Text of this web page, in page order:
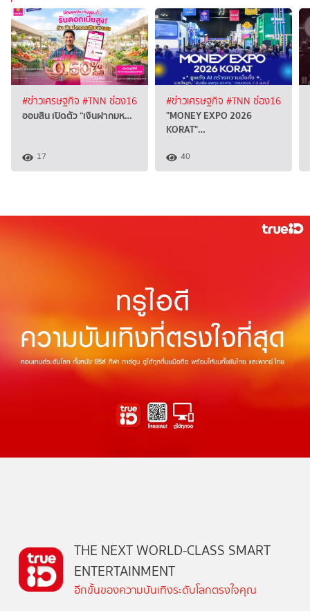
#ข่าวเศรษฐกิจ #TNN ช่อง16
ออมสิน เปิดตัว “เงินฝากมห…
17
#ข่าวเศรษฐกิจ #TNN ช่อง16
"MONEY EXPO 2026
KORAT"…
40
THE NEXT WORLD-CLASS SMART
ENTERTAINMENT
อีกขั้นของความบันเทิงระดับโลกตรงใจคุณ